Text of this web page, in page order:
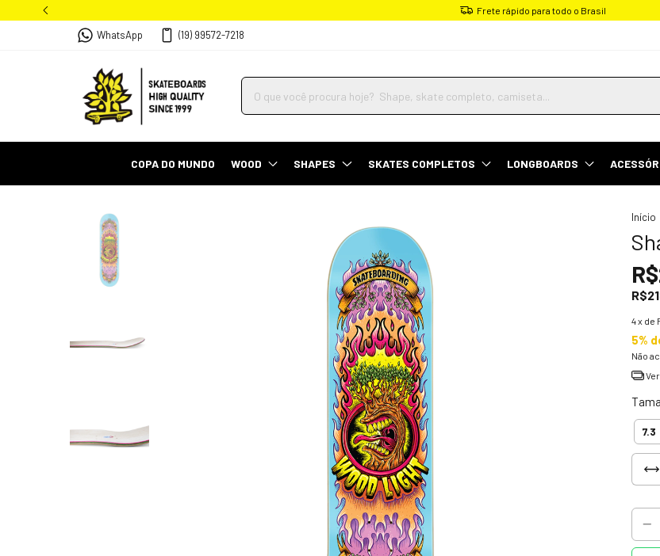
Frete rápido para todo o Brasil
WhatsApp (19) 99572-7218
COPA DO MUNDO WOOD SHAPES SKATES COMPLETOS LONGBOARDS
Início
4x de
5%
Não
7.3